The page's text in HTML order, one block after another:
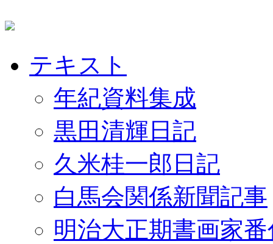
テキスト
年紀資料集成
黒田清輝日記
久米桂一郎日記
白馬会関係新聞記事
明治大正期書画家